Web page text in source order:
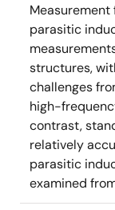
parasitic
structures,
challenges
high-
contrast,
relatively
parasitic
examined